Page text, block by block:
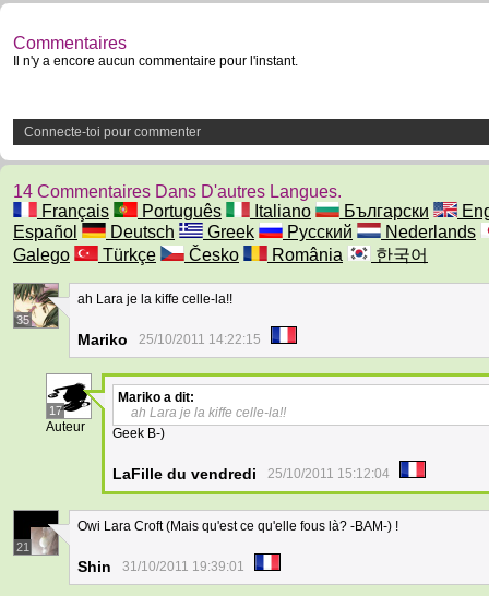
Commentaires
Il n'y a encore aucun commentaire pour l'instant.
Connecte-toi pour commenter
14 Commentaires Dans D'autres Langues.
Français
Português Italiano Български
Español
Deutsch Greek Русский
Nederlands
Galego
Türkçe Česko România 한국어
35
ah Lara je la kiffe celle-la!!
Mariko 25/10/2011 14:22:15
17
Auteur
Mariko a dit:
ah Lara je la kiffe celle-la!!
Geek B-)
LaFille du vendredi 25/10/2011 15:12:04
21
Owi Lara Croft (Mais qu'est ce qu'elle fous là? -BAM-) !
Shin 31/10/2011 19:39:01